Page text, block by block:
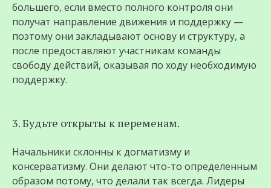
большего, если вместо полного контроля они
получат направление движения и поддержку —
поэтому они закладывают основу и структуру, а
после предоставляют участникам команды
свободу действий, оказывая по ходу необходимую
поддержку.
3. Будьте открыты к переменам.
Начальники склонны к догматизму и
консерватизму. Они делают что-то определенным
образом потому, что делали так всегда. Лидеры